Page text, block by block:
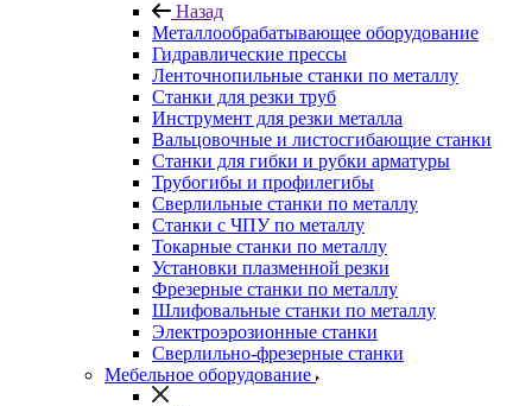
Назад
Металлообрабатывающее оборудование
Гидравлические прессы
Ленточнопильные станки по металлу
Станки для резки труб
Инструмент для резки металла
Вальцовочные и листосгибающие станки
Станки для гибки и рубки арматуры
Трубогибы и профилегибы
Сверлильные станки по металлу
Станки с ЧПУ по металлу
Токарные станки по металлу
Установки плазменной резки
Фрезерные станки по металлу
Шлифовальные станки по металлу
Электроэрозионные станки
Сверлильно-фрезерные станки
Мебельное оборудование